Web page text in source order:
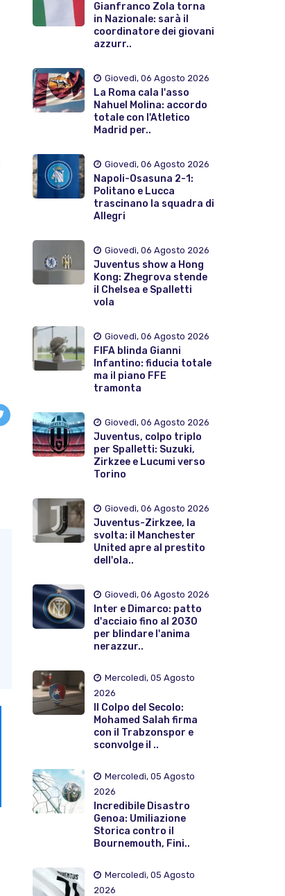
Gianfranco Zola torna
in Nazionale: sarà il
coordinatore dei giovani
azzurr..
Giovedì, 06 Agosto 2026
La Roma cala l'asso
Nahuel Molina: accordo
totale con l'Atletico
Madrid per..
Giovedì, 06 Agosto 2026
Napoli-Osasuna 2-1:
Politano e Lucca
trascinano la squadra di
Allegri
Giovedì, 06 Agosto 2026
Juventus show a Hong
Kong: Zhegrova stende
il Chelsea e Spalletti
vola
Giovedì, 06 Agosto 2026
FIFA blinda Gianni
Infantino: fiducia totale
ma il piano FFE
tramonta
Giovedì, 06 Agosto 2026
Juventus, colpo triplo
per Spalletti: Suzuki,
Zirkzee e Lucumi verso
Torino
Giovedì, 06 Agosto 2026
Juventus-Zirkzee, la
svolta: il Manchester
United apre al prestito
dell'ola..
Giovedì, 06 Agosto 2026
Inter e Dimarco: patto
d'acciaio fino al 2030
per blindare l'anima
nerazzur..
Mercoledì, 05 Agosto
2026
Il Colpo del Secolo:
Mohamed Salah firma
con il Trabzonspor e
sconvolge il ..
Mercoledì, 05 Agosto
2026
Incredibile Disastro
Genoa: Umiliazione
Storica contro il
Bournemouth, Fini..
Mercoledì, 05 Agosto
2026